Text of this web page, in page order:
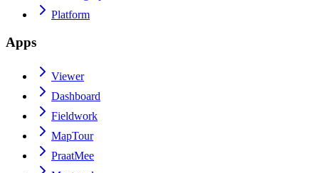
Platform
Apps
Viewer
Dashboard
Fieldwork
MapTour
PraatMee